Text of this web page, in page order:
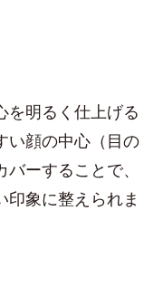
を明るく仕上げる
い顔の中心（目の
ーすることで、
印象に整えられま